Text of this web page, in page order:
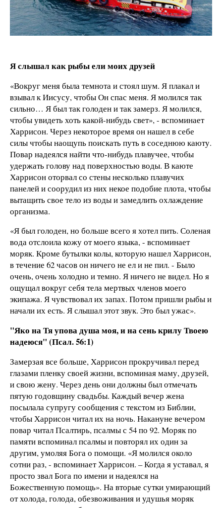
Я слышал как рыбы ели моих друзей
«Вокруг меня была темнота и стоял шум. Я плакал и
взывал к Иисусу, чтобы Он спас меня. Я молился так
сильно… Я был так голоден и так замерз. Я молился,
чтобы увидеть хоть какой-нибудь свет», - вспоминает
Харрисон. Через некоторое время он нашел в себе
силы чтобы наощупь поискать путь в соседнюю каюту.
Повар надеялся найти что-нибудь плавучее, чтобы
удержать голову над поверхностью воды. В каюте
Харрисон оторвал со стены несколько плавучих
панелей и соорудил из них некое подобие плота, чтобы
вытащить свое тело из воды и замедлить охлаждение
организма.
«Я был голоден, но больше всего я хотел пить. Соленая
вода отслоила кожу от моего языка, - вспоминает
моряк. Кроме бутылки колы, которую нашел Харрисон,
в течение 62 часов он ничего не ел и не пил. - Было
очень, очень холодно и темно. Я ничего не видел. Но я
ощущал вокруг себя тела мертвых членов моего
экипажа. Я чувствовал их запах. Потом пришли рыбы и
начали их есть. Я слышал этот звук. Это был ужас».
"Яко на Тя упова душа моя, и на сень крилу Твоею
надеюся" (Псал. 56:1)
Замерзая все больше, Харрисон прокручивал перед
глазами пленку своей жизни, вспоминая маму, друзей,
и свою жену. Через день они должны был отмечать
пятую годовщину свадьбы. Каждый вечер жена
посылала супругу сообщения с текстом из Библии,
чтобы Харрисон читал их на ночь. Накануне вечером
повар читал Псалтирь, псалмы с 54 по 92. Моряк по
памяти вспоминал псалмы и повторял их один за
другим, умоляя Бога о помощи. «Я молился около
сотни раз, - вспоминает Харрисон. – Когда я уставал, я
просто звал Бога по имени и надеялся на
Божественную помощь». На вторые сутки умирающий
от холода, голода, обезвоживания и удушья моряк